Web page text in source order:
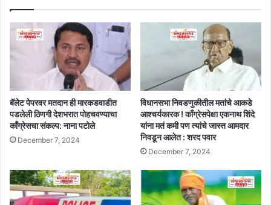
बॅलेट पेपरवर मतदान ही मारकडवाडीत
पडलेली ठिणगी देशभरात पोहचवण्याचा
काँग्रेसचा संकल्प: नाना पटोले
December 7, 2024
विधानसभा निवडणुकीतील मतांचे आकडे
आश्चर्यकारक ! काँग्रेसपेक्षा एकनाथ शिंदे
यांना मतं कमी पण त्यांचे जास्त आमदार
निवडून आलेत : शरद पवार
December 7, 2024